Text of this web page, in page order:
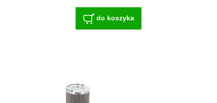
do koszyka